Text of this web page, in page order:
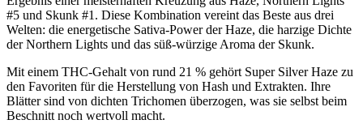
#5 und Skunk #1. Diese Kombination vereint das Beste aus drei
Welten: die energetische Sativa-Power der Haze, die harzige Dichte
der Northern Lights und das süß-würzige Aroma der Skunk.
Mit einem THC-Gehalt von rund 21 % gehört Super Silver Haze zu
den Favoriten für die Herstellung von Hash und Extrakten. Ihre
Blätter sind von dichten Trichomen überzogen, was sie selbst beim
Beschnitt noch wertvoll macht.